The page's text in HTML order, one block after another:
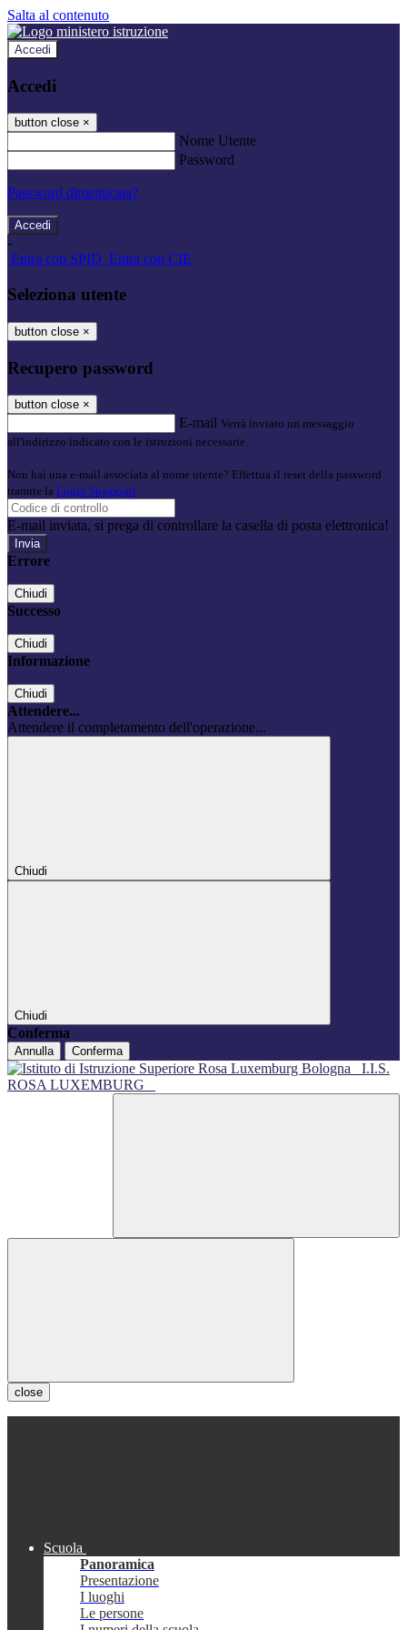
Salta al contenuto
Accedi
Accedi
button close ×
Nome Utente
Password
Password dimenticata?
-
Entra con SPID Entra con CIE
Seleziona utente
button close ×
Recupero password
button close ×
E-mail Verrà inviato un messaggio
all'indirizzo indicato con le istruzioni necessarie.
Non hai una e-mail associata al nome utente? Effettua il reset della password
tramite la Login Spaggiari
E-mail inviata, si prega di controllare la casella di posta elettronica!
Errore
Chiudi
Successo
Chiudi
Informazione
Chiudi
Attendere...
Attendere il completamento dell'operazione...
Chiudi
Chiudi
Conferma
Annulla Conferma
I.I.S.
ROSA LUXEMBURG
close
Scuola
Panoramica
Presentazione
I luoghi
Le persone